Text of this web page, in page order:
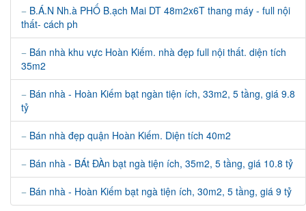
B.Á.N Nh.à PHỐ B.ạch Mai DT 48m2x6T thang máy - full nội
thất- cách ph
Bán nhà khu vực Hoàn Kiếm. nhà đẹp full nội thất. diện tích
35m2
Bán nhà - Hoàn Kiếm bạt ngàn tiện ích, 33m2, 5 tầng, giá 9.8
tỷ
Bán nhà đẹp quận Hoàn Kiếm. Diện tích 40m2
Bán nhà - BÁt ĐÀn bạt ngà tiện ích, 35m2, 5 tầng, giá 10.8 tỷ
Bán nhà - Hoàn Kiếm bạt ngà tiện ích, 30m2, 5 tầng, giá 9 tỷ